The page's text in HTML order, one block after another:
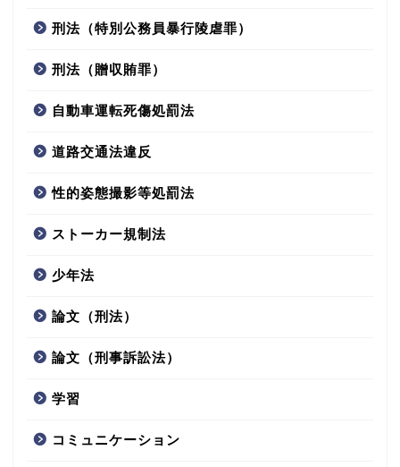
刑法（特別公務員暴行陵虐罪）
刑法（贈収賄罪）
自動車運転死傷処罰法
道路交通法違反
性的姿態撮影等処罰法
ストーカー規制法
少年法
論文（刑法）
論文（刑事訴訟法）
学習
コミュニケーション